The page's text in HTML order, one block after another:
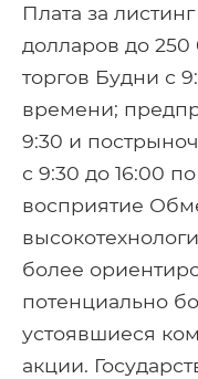
Плата за
долларов до
торгов Будни с
времени;
9:30 и
с 9:30 до 16:00
восприятие
более
потенциально
устоявшиеся
акции.